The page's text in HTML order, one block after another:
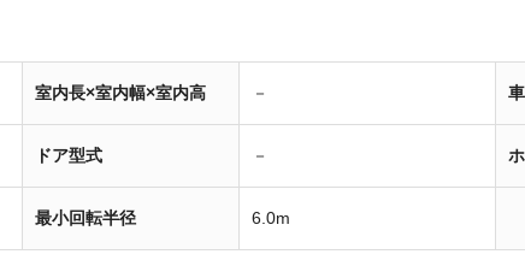
室内長×室内幅×室内高 －
ドア型式 －
最小回転半径 6.0m